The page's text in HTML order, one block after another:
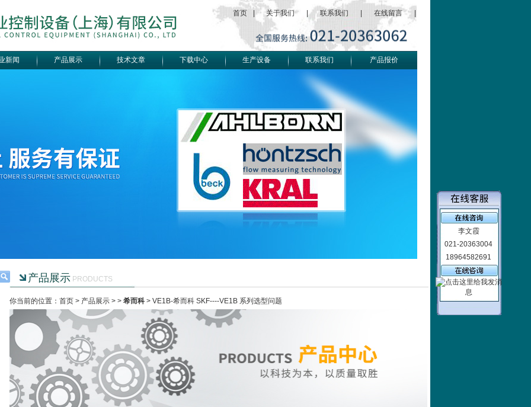
首页 关于我们 联系我们 在线留言
新闻 产品展示 技术文章 下载中心 生产设备 联系我们 产品报价
产品展示PRODUCTS
你当前的位置：首页 > 产品展示> > 希而科> VE1B-希而科 SKF----VE1B 系列选型问题
李文霞
021-20363004
18964582691